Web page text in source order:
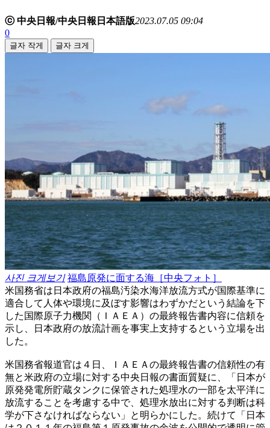
ⓒ 中央日報/中央日報日本語版2023.07.05 09:04
0
글자 작게 글자 크게
사진 크게보기 福島原発に面する海［中央フォト］
米国務省は日本政府の福島汚染水海洋放流方式が国際基準に
適合して人体や環境に及ぼす影響はわずかだという結論を下
した国際原子力機関（ＩＡＥＡ）の最終報告書内容に信頼を
示し、日本政府の放流計画を事実上支持するという立場を出
した。
米国務省報道官は４日、ＩＡＥＡの最終報告書の信頼性の有
無と米政府の立場に対する中央日報の書面質疑に、「日本が
原発発電所貯蔵タンクに保管された処理水の一部を太平洋に
放流することを考慮する中で、処理水放出に対する判断は科
学が下さなければならない」と明らかにした。続けて「日本